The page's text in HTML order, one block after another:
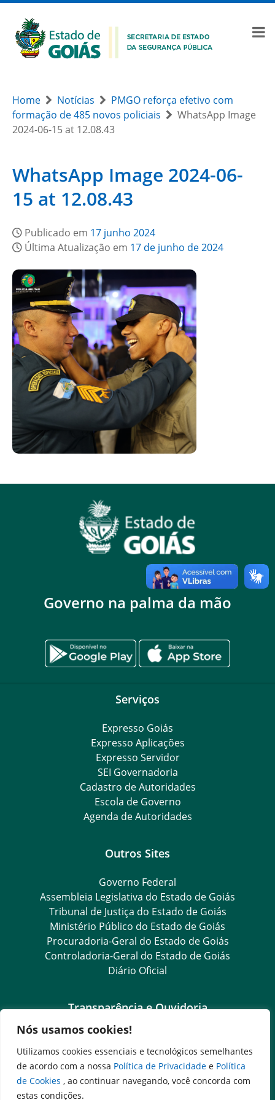
Nós usamos cookies!
Utilizamos cookies essenciais e tecnológicos semelhantes
de acordo com a nossa Política de Privacidade e Política
de Cookies , ao continuar navegando, você concorda com
estas condições.
Home Notícias
PMGO reforça efetivo com
formação de 485 novos policiais
WhatsApp Image
2024-06-15 at 12.08.43
WhatsApp Image 2024-06-
15 at 12.08.43
Publicado em 17 junho 2024
Última Atualização em 17 de junho de 2024
Governo na palma da mão
Serviços
Expresso Goiás
Expresso Aplicações
Expresso Servidor
SEI Governadoria
Cadastro de Autoridades
Escola de Governo
Agenda de Autoridades
Outros Sites
Governo Federal
Assembleia Legislativa do Estado de Goiás
Tribunal de Justiça do Estado de Goiás
Ministério Público do Estado de Goiás
Procuradoria-Geral do Estado de Goiás
Controladoria-Geral do Estado de Goiás
Diário Oficial
Transparência e Ouvidoria
LGPD
Goiás Transparência
Dados Abertos Goiás
e-SIC
SIC – Serviço de Informação ao Cidadão